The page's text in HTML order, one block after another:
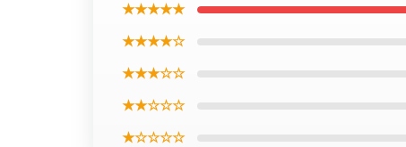
★★★★★
★★★★☆
★★★☆☆
★★☆☆☆
★☆☆☆☆